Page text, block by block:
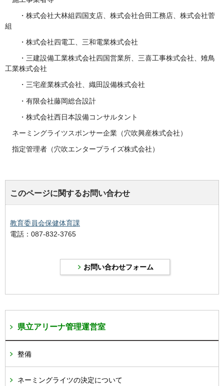
・株式会社大林組四国支店、株式会社合田工務店、株式会社菅
組
・株式会社四電工、三和電業株式会社
・三建設備工業株式会社四国営業所、三喜工事株式会社、雉鳥
工業株式会社
・三宅産業株式会社、織田設備株式会社
・有限会社藤岡総合設計
・株式会社西日本設備コンサルタント
ネーミングライツスポンサー企業（穴吹興産株式会社）
指定管理者（穴吹エンタープライズ株式会社）
このページに関するお問い合わせ
教育委員会保健体育課
電話：087-832-3765
県立アリーナ管理運営室
整備
ネーミングライツの決定について